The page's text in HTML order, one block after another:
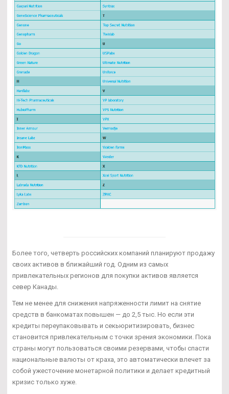
Более того, четверть российских компаний планируют продажу
своих активов в ближайший год. Одним из самых
привлекательных регионов для покупки активов является
север Канады.
Тем не менее для снижения напряженности лимит на снятие
средств в банкоматах повышен — до 2,5 тыс. Но если эти
кредиты переупаковывать и секьюритизировать, бизнес
становится привлекательным с точки зрения экономики. Пока
страны могут пользоваться своими резервами, чтобы спасти
национальные валюты от краха, это автоматически влечет за
собой ужесточение монетарной политики и делает кредитный
кризис только хуже.